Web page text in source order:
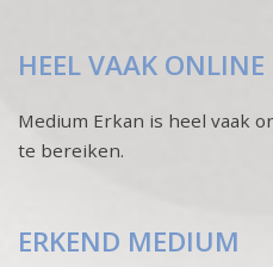
HEEL VAAK ONLINE
Medium Erkan is heel vaak
te bereiken.
ERKEND MEDIUM